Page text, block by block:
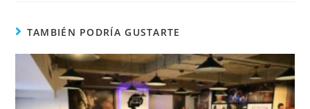
TAMBIÉN PODRÍA GUSTARTE